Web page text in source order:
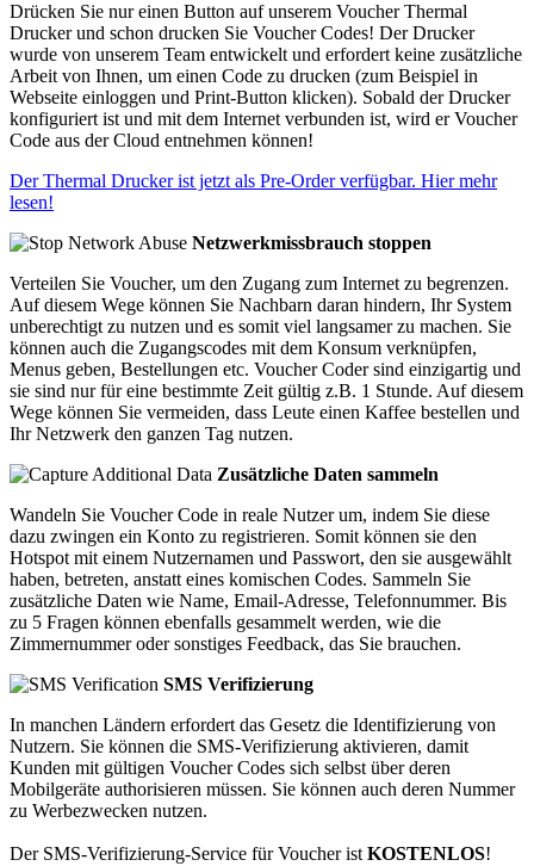
Drücken Sie nur einen Button auf unserem Voucher Thermal
Drucker und schon drucken Sie Voucher Codes! Der Drucker
wurde von unserem Team entwickelt und erfordert keine zusätzliche
Arbeit von Ihnen, um einen Code zu drucken (zum Beispiel in
Webseite einloggen und Print-Button klicken). Sobald der Drucker
konfiguriert ist und mit dem Internet verbunden ist, wird er Voucher
Code aus der Cloud entnehmen können!
Der Thermal Drucker ist jetzt als Pre-Order verfügbar. Hier mehr
lesen!
Netzwerkmissbrauch stoppen
Verteilen Sie Voucher, um den Zugang zum Internet zu begrenzen.
Auf diesem Wege können Sie Nachbarn daran hindern, Ihr System
unberechtigt zu nutzen und es somit viel langsamer zu machen. Sie
können auch die Zugangscodes mit dem Konsum verknüpfen,
Menus geben, Bestellungen etc. Voucher Coder sind einzigartig und
sie sind nur für eine bestimmte Zeit gültig z.B. 1 Stunde. Auf diesem
Wege können Sie vermeiden, dass Leute einen Kaffee bestellen und
Ihr Netzwerk den ganzen Tag nutzen.
Zusätzliche Daten sammeln
Wandeln Sie Voucher Code in reale Nutzer um, indem Sie diese
dazu zwingen ein Konto zu registrieren. Somit können sie den
Hotspot mit einem Nutzernamen und Passwort, den sie ausgewählt
haben, betreten, anstatt eines komischen Codes. Sammeln Sie
zusätzliche Daten wie Name, Email-Adresse, Telefonnummer. Bis
zu 5 Fragen können ebenfalls gesammelt werden, wie die
Zimmernummer oder sonstiges Feedback, das Sie brauchen.
SMS Verifizierung
In manchen Ländern erfordert das Gesetz die Identifizierung von
Nutzern. Sie können die SMS-Verifizierung aktivieren, damit
Kunden mit gültigen Voucher Codes sich selbst über deren
Mobilgeräte authorisieren müssen. Sie können auch deren Nummer
zu Werbezwecken nutzen.
Der SMS-Verifizierung-Service für Voucher ist KOSTENLOS!